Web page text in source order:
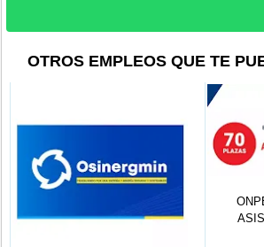
OTROS EMPLEOS QUE TE